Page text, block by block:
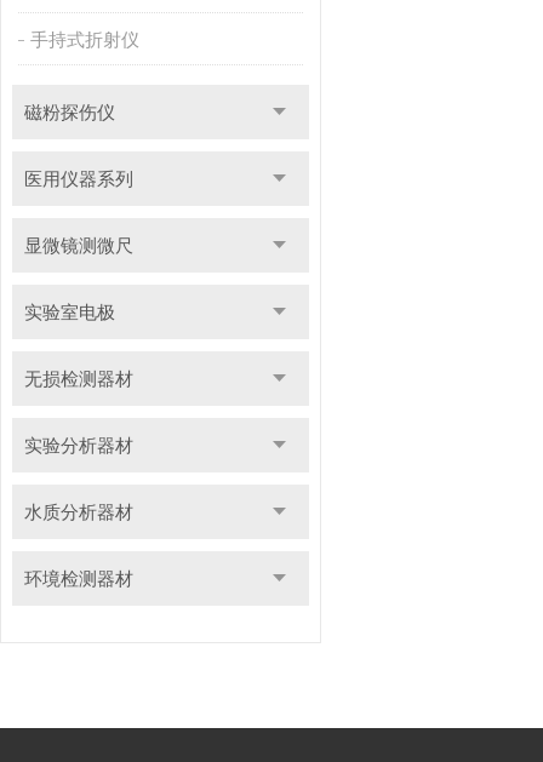
手持式折射仪
磁粉探伤仪
医用仪器系列
显微镜测微尺
实验室电极
无损检测器材
实验分析器材
水质分析器材
环境检测器材